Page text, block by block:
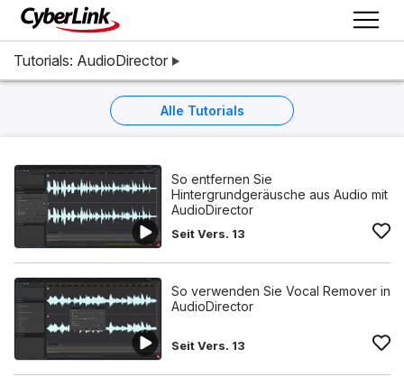
Tutorials: AudioDirector
Alle Tutorials
So entfernen Sie
Hintergrundgeräusche aus Audio mit
AudioDirector
Seit Vers. 13
So verwenden Sie Vocal Remover in
AudioDirector
Seit Vers. 13